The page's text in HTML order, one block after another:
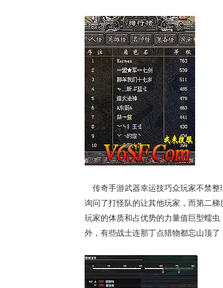
传奇手游武器幸运技巧众玩家不禁
询问了打怪队的让其他玩家，而第二
玩家的体质和占优势的力量值巨型蠕
外，有些战士连那丁点猎物都忘山顶